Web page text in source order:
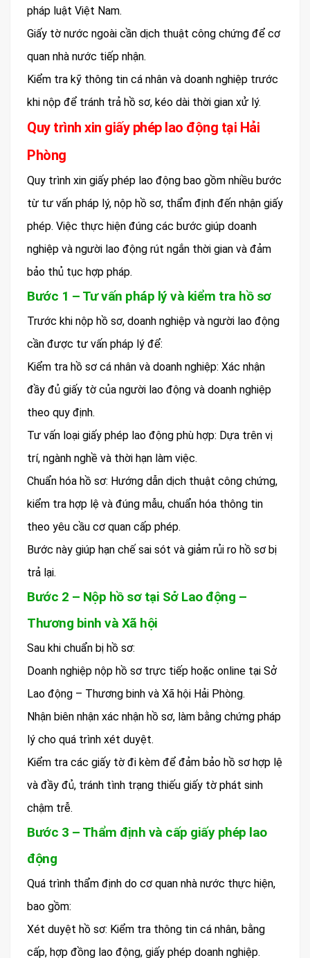
pháp luật Việt Nam.
Giấy tờ nước ngoài cần dịch thuật công chứng để cơ
quan nhà nước tiếp nhận.
Kiểm tra kỹ thông tin cá nhân và doanh nghiệp trước
khi nộp để tránh trả hồ sơ, kéo dài thời gian xử lý.
Quy trình xin giấy phép lao động tại Hải
Phòng
Quy trình xin giấy phép lao động bao gồm nhiều bước
từ tư vấn pháp lý, nộp hồ sơ, thẩm định đến nhận giấy
phép. Việc thực hiện đúng các bước giúp doanh
nghiệp và người lao động rút ngắn thời gian và đảm
bảo thủ tục hợp pháp.
Bước 1 – Tư vấn pháp lý và kiểm tra hồ sơ
Trước khi nộp hồ sơ, doanh nghiệp và người lao động
cần được tư vấn pháp lý để:
Kiểm tra hồ sơ cá nhân và doanh nghiệp: Xác nhận
đầy đủ giấy tờ của người lao động và doanh nghiệp
theo quy định.
Tư vấn loại giấy phép lao động phù hợp: Dựa trên vị
trí, ngành nghề và thời hạn làm việc.
Chuẩn hóa hồ sơ: Hướng dẫn dịch thuật công chứng,
kiểm tra hợp lệ và đúng mẫu, chuẩn hóa thông tin
theo yêu cầu cơ quan cấp phép.
Bước này giúp hạn chế sai sót và giảm rủi ro hồ sơ bị
trả lại.
Bước 2 – Nộp hồ sơ tại Sở Lao động –
Thương binh và Xã hội
Sau khi chuẩn bị hồ sơ:
Doanh nghiệp nộp hồ sơ trực tiếp hoặc online tại Sở
Lao động – Thương binh và Xã hội Hải Phòng.
Nhận biên nhận xác nhận hồ sơ, làm bằng chứng pháp
lý cho quá trình xét duyệt.
Kiểm tra các giấy tờ đi kèm để đảm bảo hồ sơ hợp lệ
và đầy đủ, tránh tình trạng thiếu giấy tờ phát sinh
chậm trễ.
Bước 3 – Thẩm định và cấp giấy phép lao
động
Quá trình thẩm định do cơ quan nhà nước thực hiện,
bao gồm:
Xét duyệt hồ sơ: Kiểm tra thông tin cá nhân, bằng
cấp, hợp đồng lao động, giấy phép doanh nghiệp.